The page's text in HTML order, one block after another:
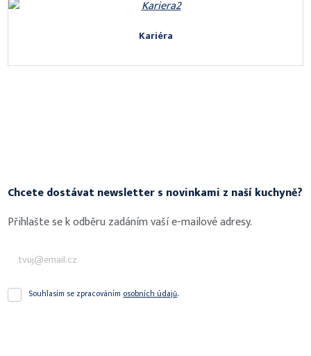
Kariéra
Chcete dostávat newsletter s novinkami z naší kuchyně?
Přihlašte se k odběru zadáním vaší e-mailové adresy.
Souhlasím
se
Souhlasím se zpracovánímosobních údajů.